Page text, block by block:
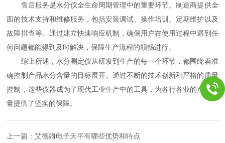
售后服务是水分仪全生命周期管理中的重要环节。制造商提供全
面的技术支持和维修服务，包括安装调试、操作培训、定期维护以及
故障排查等。通过建立快速响应机制，确保用户在使用过程中遇到任
何问题都能得到及时解决，保障生产流程的顺畅进行。
综上所述，水分测定仪从研发到生产的每一个环节，都围绕着准
确控制产品水分含量的目标展开。通过不断的技术创新和严格的质量
控制，这些仪器成为了现代工业生产中的工具，为各行各业的产品质
量提供了坚实的保障。
上一篇：艾德姆电子天平有哪些优势和特点